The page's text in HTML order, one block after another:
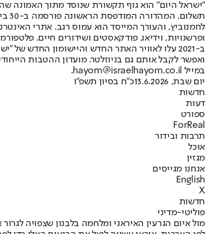
"ישראל היום" הוא גוף תקשורת שנוסד מתוך האמונה
ופרשנויות, וידיאו, פודקאסטים ושידורים חיים.
ב-2021 עלו לאוויר האתר החדש והיישומון
ואפשר לקבל אותם גם בניוזלטר. מועדון ההטבות
במייל hayom@israelhayom.co.il.
יום שבת, 13.6.2026
כ"ח בסיון תשפ"ו
חדשות
דעות
ספורט
ForReal
תרבות ובידור
אוכל
מגזין
אנחנו מגייסים
English
X
חדשות
פוליטי-מדיני
מול איום הגרעין האיראני ומלחמה בלבנון שצפויה